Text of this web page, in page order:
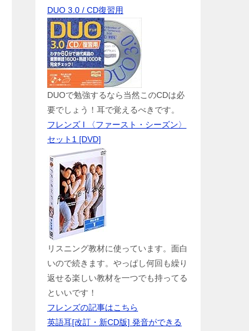
DUO 3.0 / CD復習用
DUOで勉強するなら当然このCDは必
要でしょう！耳で覚えるべきです。
フレンズ I 〈ファースト・シーズン〉
セット1 [DVD]
リスニング教材に使っています。面白
いので続きます。やっぱし何回も繰り
返せる楽しい教材を一つでも持ってる
といいです！
フレンズの記事はこちら
英語耳[改訂・新CD版] 発音ができる